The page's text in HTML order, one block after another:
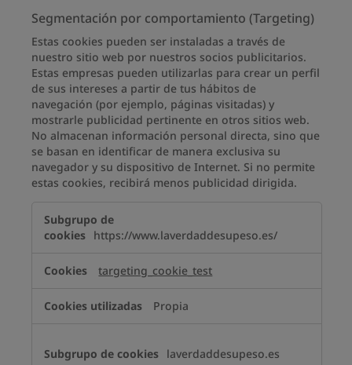
Segmentación por comportamiento (Targeting)
Estas cookies pueden ser instaladas a través de
nuestro sitio web por nuestros socios publicitarios.
Estas empresas pueden utilizarlas para crear un perfil
de sus intereses a partir de tus hábitos de
navegación (por ejemplo, páginas visitadas) y
mostrarle publicidad pertinente en otros sitios web.
No almacenan información personal directa, sino que
se basan en identificar de manera exclusiva su
navegador y su dispositivo de Internet. Si no permite
estas cookies, recibirá menos publicidad dirigida.
Segmentación
por
comportamiento
(Targeting)
https://www.laverdaddesupeso.es/
targeting_cookie_test
Propia
laverdaddesupeso.es